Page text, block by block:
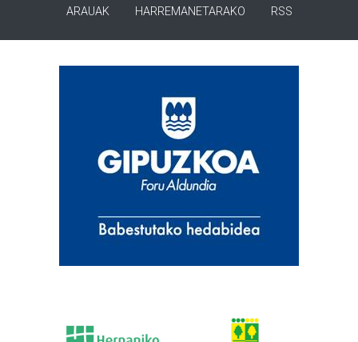
ARAUAK HARREMANETARAKO RSS